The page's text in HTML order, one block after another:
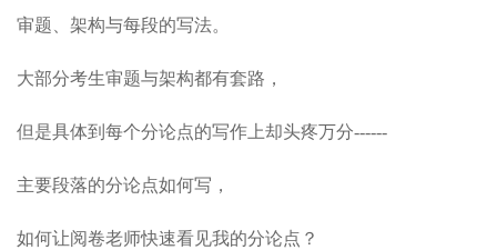
审题、架构与每段的写法。
大部分考生审题与架构都有套路，
但是具体到每个分论点的写作上却头疼万分------
主要段落的分论点如何写，
如何让阅卷老师快速看见我的分论点？